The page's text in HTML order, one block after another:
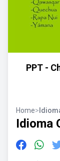
PPT -
Home>
Idioma